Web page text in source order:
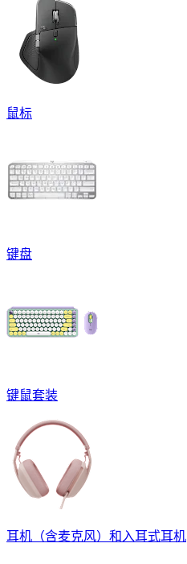
鼠标
键盘
键鼠套装
耳机（含麦克风）和入耳式耳机